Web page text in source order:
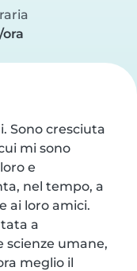
Sono cresciuta
mi sono
e
nel tempo, a
ai loro amici.
a
scienze umane,
meglio il